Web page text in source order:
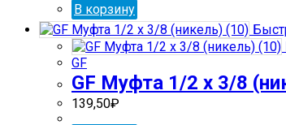
В корзину
GF
GF Муфта 1/2 х 3/8
139,50₽